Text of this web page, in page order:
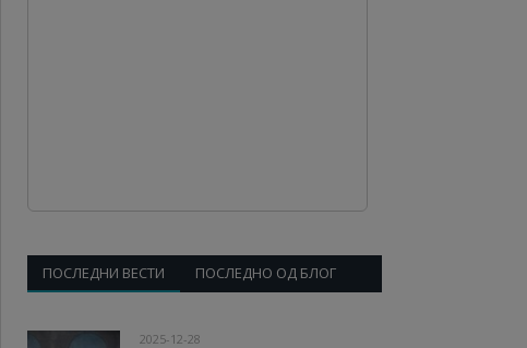
ПОСЛЕДНИ ВЕСТИ ПОСЛЕДНО ОД БЛОГ
2025-12-28